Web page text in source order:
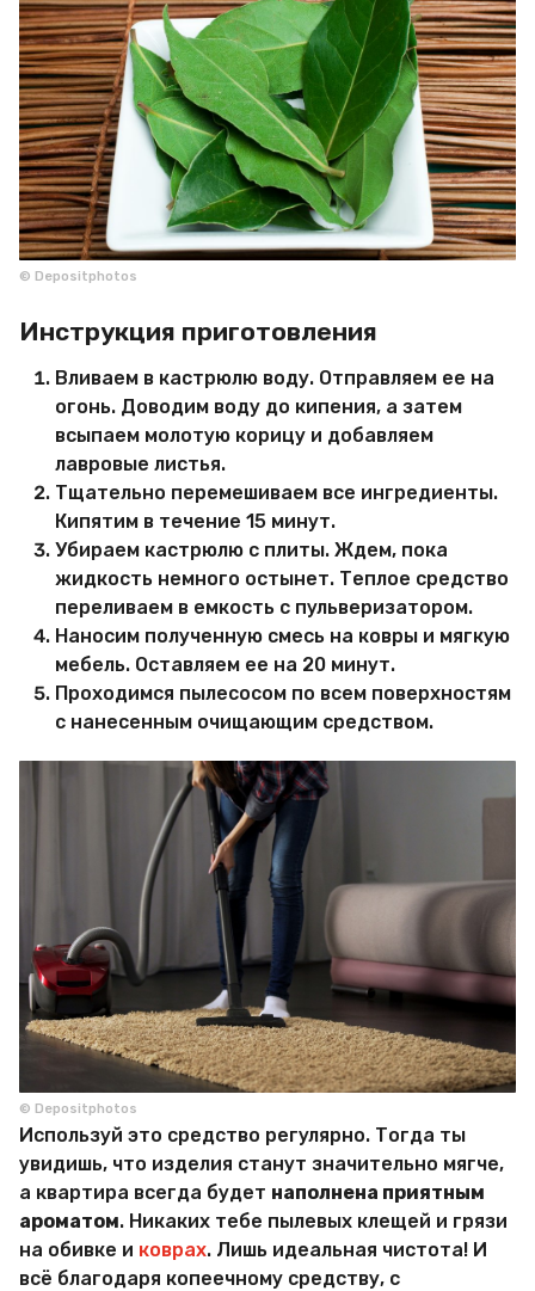
© Depositphotos
Инструкция приготовления
Вливаем в кастрюлю воду. Отправляем ее на
огонь. Доводим воду до кипения, а затем
всыпаем молотую корицу и добавляем
лавровые листья.
Тщательно перемешиваем все ингредиенты.
Кипятим в течение 15 минут.
Убираем кастрюлю с плиты. Ждем, пока
жидкость немного остынет. Теплое средство
переливаем в емкость с пульверизатором.
Наносим полученную смесь на ковры и мягкую
мебель. Оставляем ее на 20 минут.
Проходимся пылесосом по всем поверхностям
с нанесенным очищающим средством.
© Depositphotos
Используй это средство регулярно. Тогда ты
увидишь, что изделия станут значительно мягче,
а квартира всегда будет наполнена приятным
ароматом. Никаких тебе пылевых клещей и грязи
на обивке и коврах. Лишь идеальная чистота! И
всё благодаря копеечному средству, с